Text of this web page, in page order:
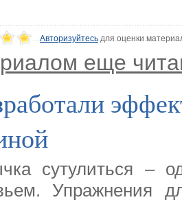
Авторизуйтесьдля оценки
еще
сутулиться –
Упражнения